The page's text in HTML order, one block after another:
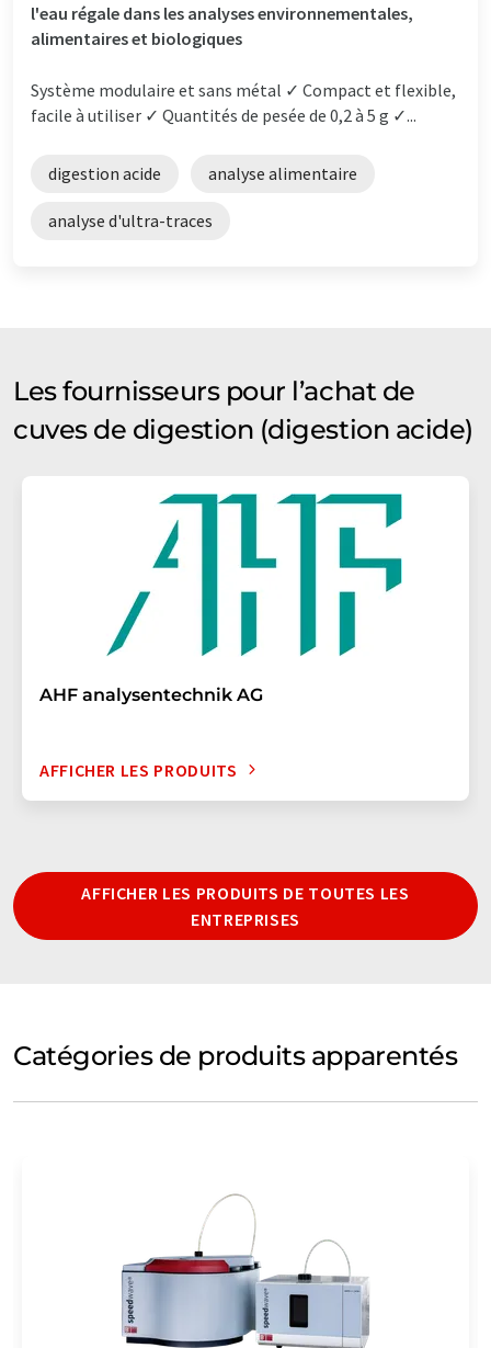
l'eau régale dans les analyses environnementales,
alimentaires et biologiques
Système modulaire et sans métal ✓ Compact et flexible,
facile à utiliser ✓ Quantités de pesée de 0,2 à 5 g ✓...
digestion acide analyse alimentaire
analyse d'ultra-traces
Les fournisseurs pour l’achat de
cuves de digestion (digestion acide)
AHF analysentechnik AG
AFFICHER LES PRODUITS
AFFICHER LES PRODUITS DE TOUTES LES
ENTREPRISES
Catégories de produits apparentés